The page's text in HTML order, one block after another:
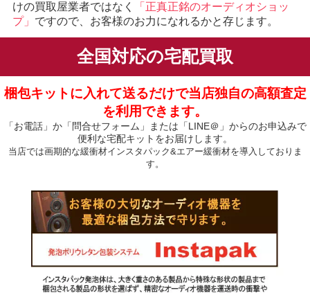
けの買取屋業者ではなく
「正真正銘のオーディオショッ
プ」 ですので、お客様のお力になれるかと存じます。
全国対応の宅配買取
梱包キットに入れて送るだけで当店独自の高額査定
を利用できます。
「お電話」か「問合せフォーム」または「LINE＠」からのお申込みで
便利な宅配キットをお届けします。
当店では画期的な緩衝材インスタパック&エアー緩衝材を導入しておりま
す。